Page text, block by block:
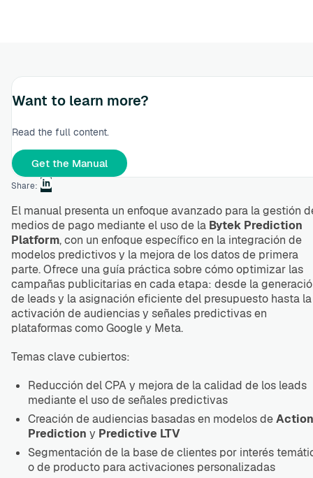
Want to learn more?
Read the full content.
Get the Manual
Share:
El manual presenta un enfoque avanzado para la gestión
medios de pago mediante el uso de la Bytek Prediction
Platform, con un enfoque específico en la integración de
modelos predictivos y la mejora de los datos de primera
parte. Ofrece una guía práctica sobre cómo optimizar las
campañas publicitarias en cada etapa: desde la
de leads y la asignación eficiente del presupuesto hasta la
activación de audiencias y señales predictivas en
plataformas como Google y Meta.
Temas clave cubiertos:
Reducción del CPA y mejora de la calidad de los leads
mediante el uso de señales predictivas
Creación de audiencias basadas en modelos deAction
Prediction y Predictive LTV
Segmentación de la base de clientes por interés
o de producto para activaciones personalizadas